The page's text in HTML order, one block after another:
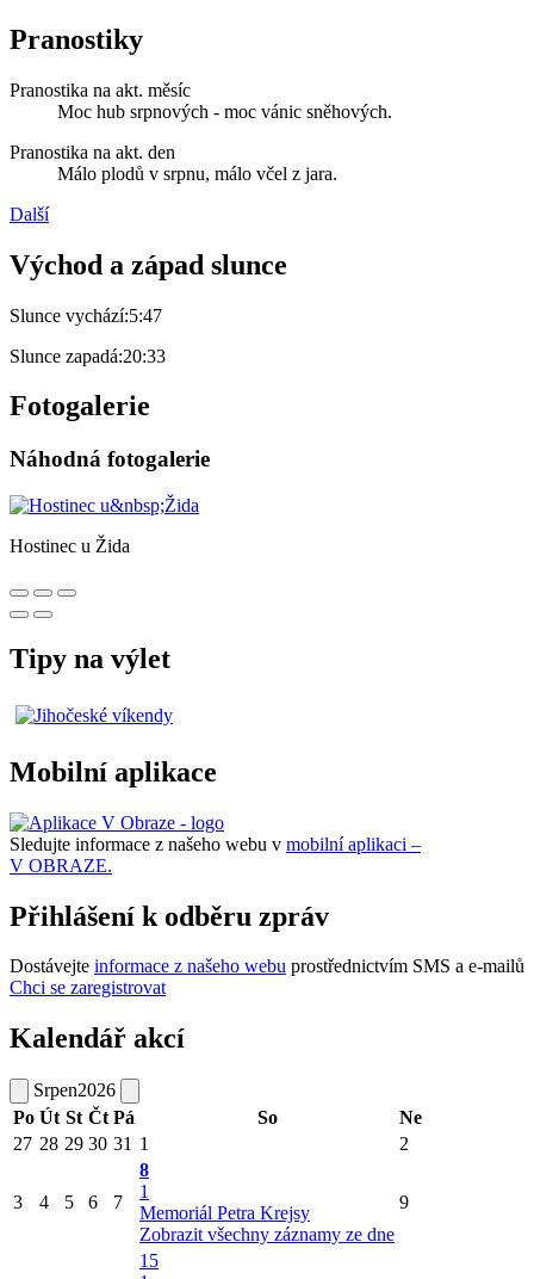
Pranostiky
Pranostika na akt. měsíc
Moc hub srpnových - moc vánic sněhových.
Pranostika na akt. den
Málo plodů v srpnu, málo včel z jara.
Další
Východ a západ slunce
Slunce vychází:5:47
Slunce zapadá:20:33
Fotogalerie
Náhodná fotogalerie
Hostinec u Žida
Tipy na výlet
Mobilní aplikace
Sledujte informace z našeho webu v mobilní aplikaci –
V OBRAZE.
Přihlášení k odběru zpráv
Dostávejte informace z našeho webu prostřednictvím SMS a e-mailů
Chci se zaregistrovat
Kalendář akcí
Srpen2026
Po Út St Čt Pá So
Ne
27 28 29 30 31 1 2
3 4 5 6 7
8
1
Memoriál Petra Krejsy
Zobrazit všechny záznamy ze dne
9
15